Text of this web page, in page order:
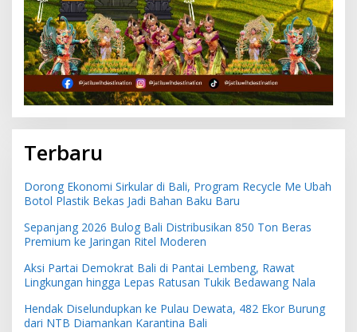
Terbaru
Dorong Ekonomi Sirkular di Bali, Program Recycle Me Ubah
Botol Plastik Bekas Jadi Bahan Baku Baru
Sepanjang 2026 Bulog Bali Distribusikan 850 Ton Beras
Premium ke Jaringan Ritel Moderen
Aksi Partai Demokrat Bali di Pantai Lembeng, Rawat
Lingkungan hingga Lepas Ratusan Tukik Bedawang Nala
Hendak Diselundupkan ke Pulau Dewata, 482 Ekor Burung
dari NTB Diamankan Karantina Bali